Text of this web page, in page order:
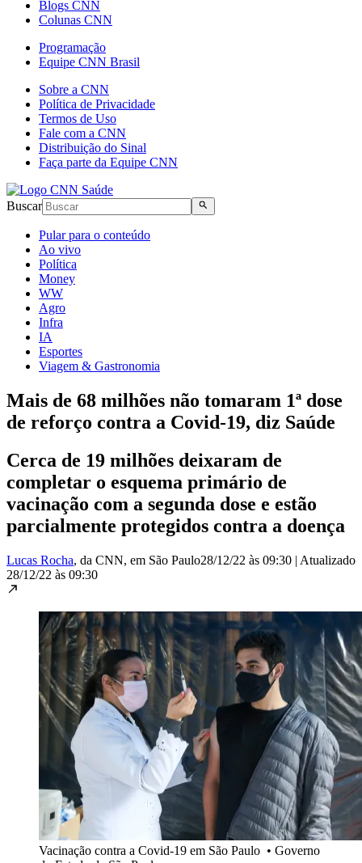
Blogs CNN
Colunas CNN
Programação
Equipe CNN Brasil
Sobre a CNN
Política de Privacidade
Termos de Uso
Fale com a CNN
Distribuição do Sinal
Faça parte da Equipe CNN
Buscar
Pular para o conteúdo
Ao vivo
Política
Money
WW
Agro
Infra
IA
Esportes
Viagem & Gastronomia
Mais de 68 milhões não tomaram 1ª dose
de reforço contra a Covid-19, diz Saúde
Cerca de 19 milhões deixaram de
completar o esquema primário de
vacinação com a segunda dose e estão
parcialmente protegidos contra a doença
Lucas Rocha, da CNN, em São Paulo28/12/22 às 09:30 | Atualizado
28/12/22 às 09:30
Vacinação contra a Covid-19 em São Paulo • Governo